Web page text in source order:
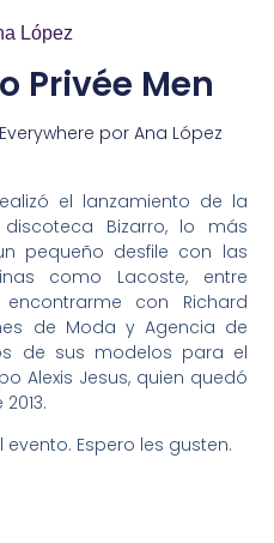
Privée Men
por Ana López
el lanzamiento de la
Bizarro, lo más
pequeño desfile con las
como Lacoste, entre
con Richard
de Moda y Agencia de
de sus modelos para el
Alexis Jesus, quien quedó
Espero les gusten.